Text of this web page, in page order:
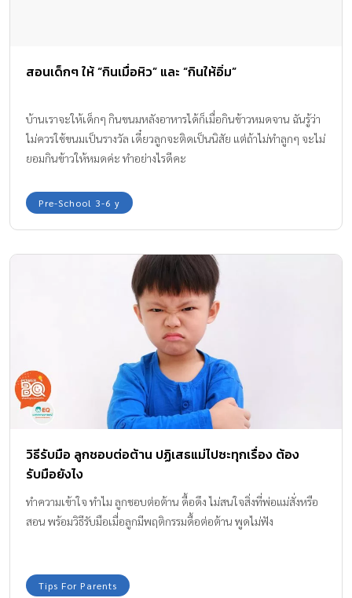
สอนเด็กๆ ให้ “กินเมื่อหิว” และ “กินให้อิ่ม”
บ้านเราจะให้เด็กๆ กินขนมหลังอาหารได้ก็เมื่อกินข้าวหมดจาน ฉันรู้ว่า
ไม่ควรใช้ขนมเป็นรางวัล เดี๋ยวลูกจะติดเป็นนิสัย แต่ถ้าไม่ทำลูกๆ จะไม่
ยอมกินข้าวให้หมดค่ะ ทำอย่างไรดีคะ
Pre-School 3-6 y
วิธีรับมือ ลูกชอบต่อต้าน ปฏิเสธแม่ไปซะทุกเรื่อง ต้อง
รับมือยังไง
ทำความเข้าใจ ทำไม ลูกชอบต่อต้าน ดื้อดึง ไม่สนใจสิ่งที่พ่อแม่สั่งหรือ
สอน พร้อมวิธีรับมือเมื่อลูกมีพฤติกรรมดื้อต่อต้าน พูดไม่ฟัง
Tips For Parents